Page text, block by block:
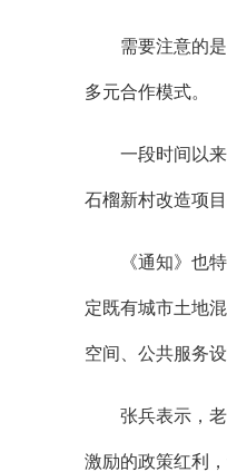
需要注意的
多元合作模式。
一段时间以
石榴新村改造项
《通知》也
定既有城市土地
空间、公共服务
张兵表示，
激励的政策红利